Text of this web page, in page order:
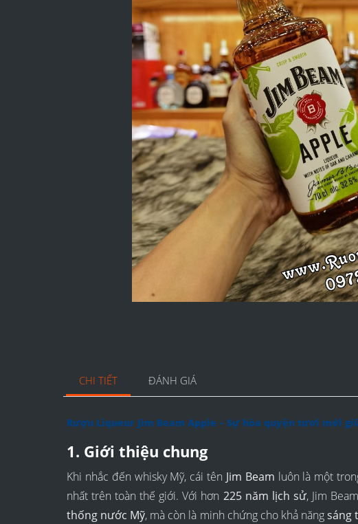
CHI TIẾT ĐÁNH GIÁ
Rượu Liqueur Jim Beam Apple – Sự hòa quyện tươi mới
1. Giới thiệu chung
Khi nhắc đến whisky Mỹ, cái tên Jim Beam luôn là một
nhất trên toàn thế giới. Với hơn 225 năm lịch sử, Jim
thống nước Mỹ, mà còn là minh chứng cho khả năngsáng